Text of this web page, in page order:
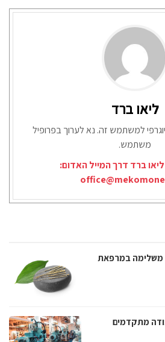
ליאו ברד
למשתמש זה. נא לערוך בפרופיל
משתמש.
ברד דרך המייל האדום:
משלימה במרפאת
מתקדמים